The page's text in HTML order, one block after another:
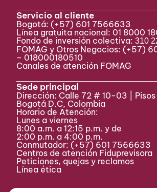
Servicio al cliente
Bogotá: (+57) 601 7566633
Línea gratuita nacional: 01 8000
Fondo de inversión colectiva:310
FOMAG y Otros Negocios: (+57)
– 018000180510
Canales de atención FOMAG
Sede principal
Dirección: Calle 72 # 10-03 |
Bogotá D.C, Colombia
Horario de Atención:
Lunes a viernes
8:00 a.m. a 12:15 p.m. y de
2:00 p.m. a 4:00 p.m.
Conmutador: (+57) 601 7566633
Centros de atención Fiduprevisora
Peticiones, quejas y reclamos
Línea ética